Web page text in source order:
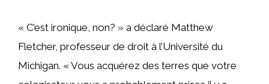
« C’est ironique, non? » a déclaré Matthew
Fletcher, professeur de droit à l’Université du
Michigan. « Vous acquérez des terres que votre